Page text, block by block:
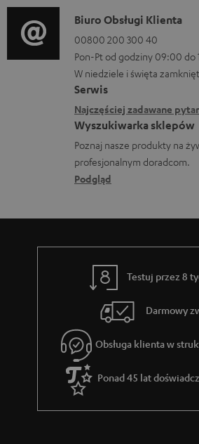
o
b
r
a
n
i
a
c
j
e
o
w
y
s
y
o
r
m
a
c
j
e
d
o
y
c
e
g
w
a
r
D
a
n
e
k
o
n
t
a
o
Biuro Obsługi Klienta
00800 200 300 40
Pon-Pt od godziny 09:00 do
W niedziele i święta
Serwis
Najczęściej zadawane
Wyszukiwarka sklepów
Poznaj nasze produkty na
profesjonalnym doradcom.
Podgląd
Testuj przez 8
Darmowy
Obsługa klienta w
Ponad 45 lat